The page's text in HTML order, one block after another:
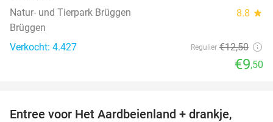
Natur- und Tierpark Brüggen 8.8 star
Brüggen
Verkocht: 4.427
Regulier €12,50
€9,50
Entree voor Het Aardbeienland + drankje,